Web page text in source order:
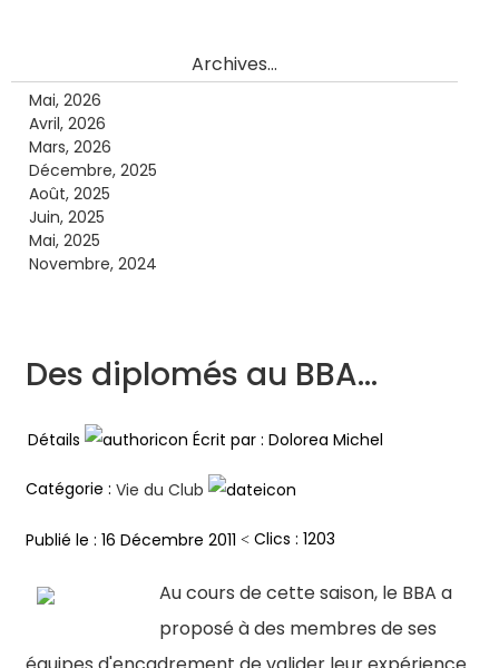
Archives...
Mai, 2026
Avril, 2026
Mars, 2026
Décembre, 2025
Août, 2025
Juin, 2025
Mai, 2025
Novembre, 2024
Des diplomés au BBA...
Détails Écrit par :Dolorea Michel
Catégorie :Vie du Club
Publié le : 16 Décembre 2011 Clics : 1203
Au cours de cette saison, le BBA a
proposé à des membres de ses